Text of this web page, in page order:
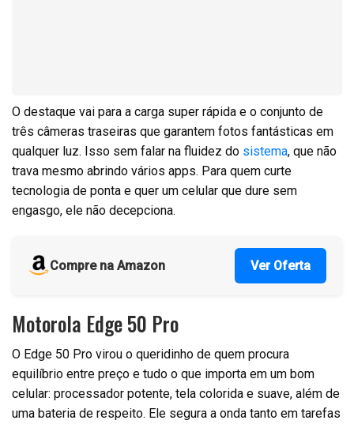
O destaque vai para a carga super rápida e o conjunto de
três câmeras traseiras que garantem fotos fantásticas em
qualquer luz. Isso sem falar na fluidez do sistema, que não
trava mesmo abrindo vários apps. Para quem curte
tecnologia de ponta e quer um celular que dure sem
engasgo, ele não decepciona.
Compre na Amazon Ver Oferta
Motorola Edge 50 Pro
O Edge 50 Pro virou o queridinho de quem procura
equilíbrio entre preço e tudo o que importa em um bom
celular: processador potente, tela colorida e suave, além de
uma bateria de respeito. Ele segura a onda tanto em tarefas